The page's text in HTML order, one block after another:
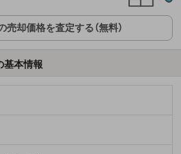
却価格を査定する（無料）
基本情報